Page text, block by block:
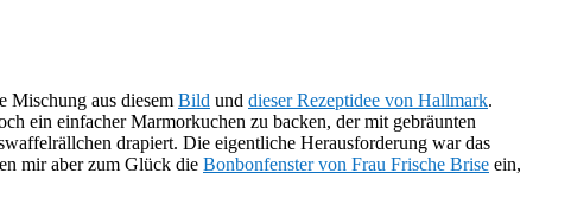
Mischung aus diesem Bild und dieser Rezeptidee von Hallmark.
ein einfacher Marmorkuchen zu backen, der mit gebräunten
drapiert. Die eigentliche Herausforderung war das
mir aber zum Glück die Bonbonfenster von Frau Frische Brise ein,